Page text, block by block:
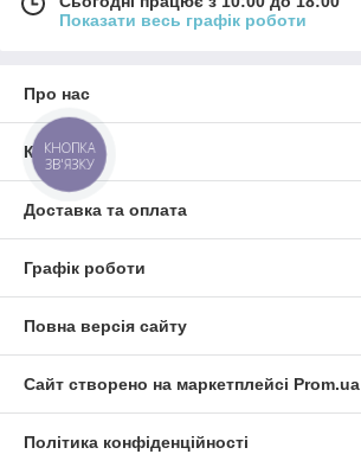
Показати весь графік роботи
Про нас
Контакти
Доставка та оплата
Графік роботи
Повна версія сайту
Сайт створено на маркетплейсі Prom.ua
Політика конфіденційності
КНОПКА
ЗВ'ЯЗКУ